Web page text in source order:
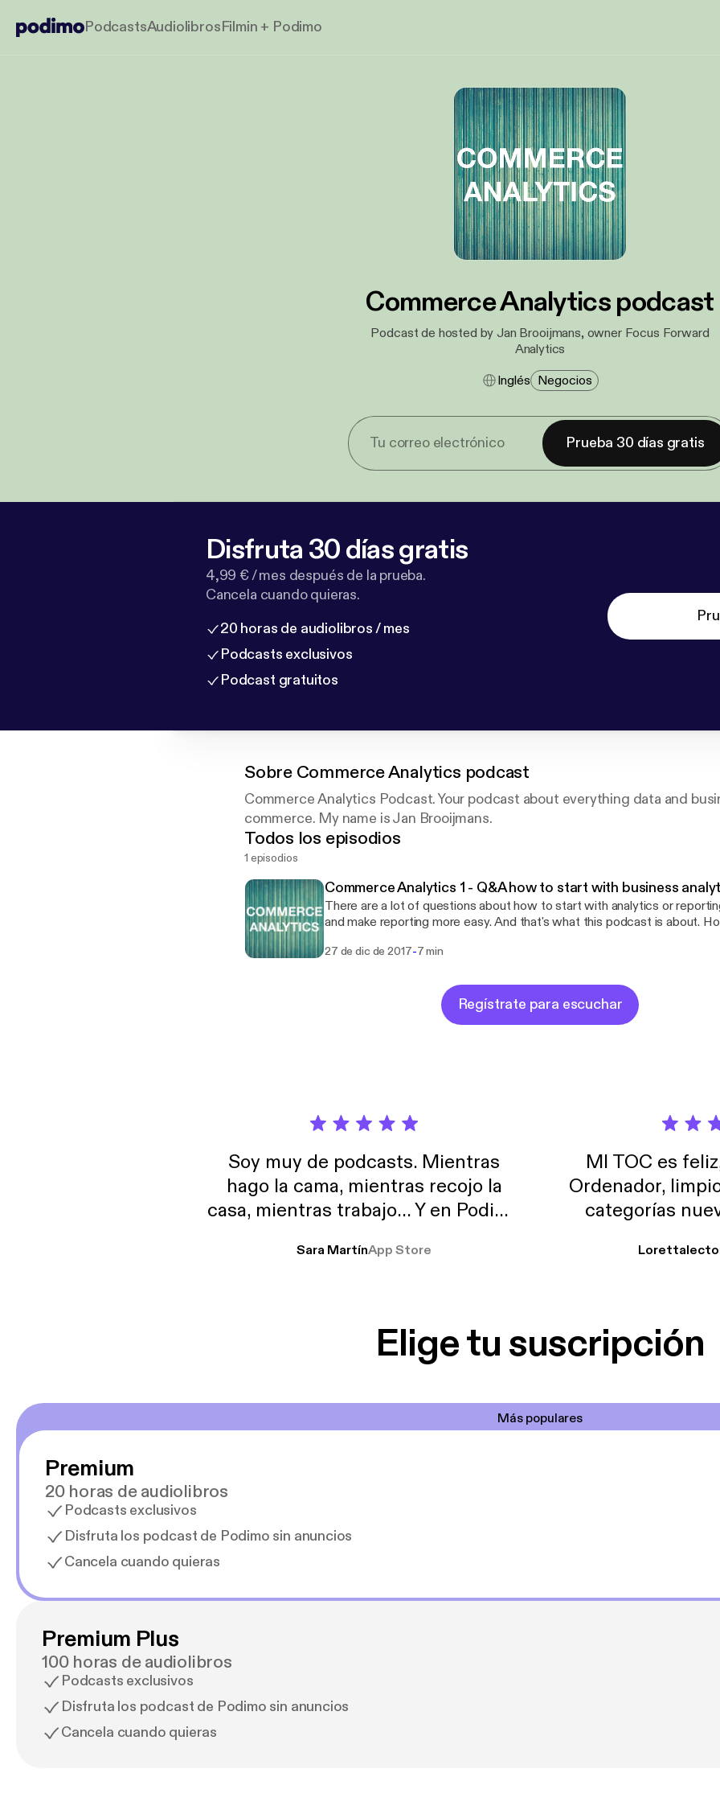
PodcastsAudiolibrosFilmin + Podimo
Commerce Analytics podcast
Podcast de hosted by Jan Brooijmans, owner Focus Forward
Analytics
Inglés Negocios
Prueba 30 días gratis
Disfruta 30 días gratis
4,99 € / mes después de la prueba.
Cancela cuando quieras.
20 horas de audiolibros / mes
Podcasts exclusivos
Podcast gratuitos
Sobre Commerce Analytics podcast
Commerce Analytics Podcast. Your podcast about everything data and
commerce. My name is Jan Brooijmans.
Todos los episodios
1 episodios
Commerce Analytics 1 - Q&A how to start with business
There are a lot of questions about how to start with analytics or
and make reporting more easy. And that's what this podcast is about.
address a couple of questions I had from marketeers and managers in
27 de dic de 2017-7 min
Regístrate para escuchar
Soy muy de podcasts. Mientras
hago la cama, mientras recojo la
casa, mientras trabajo… Y en Podimo
encantan. De emprendimiento, de
Sara MartínApp Store
MI TOC es
Ordenador,
categorías
Elige tu suscripción
Más populares
Premium
20 horas de audiolibros
Podcasts exclusivos
Disfruta los podcast de Podimo sin anuncios
Cancela cuando quieras
Premium Plus
100 horas de audiolibros
Podcasts exclusivos
Disfruta los podcast de Podimo sin anuncios
Cancela cuando quieras